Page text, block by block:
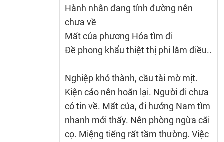
Hành nhân đang tính đường nên
chưa về
Mất của phương Hỏa tìm đi
Đề phong khẩu thiệt thị phi lắm điều..
Nghiệp khó thành, cầu tài mờ mịt.
Kiện cáo nên hoãn lại. Người đi chưa
có tin về. Mất của, đi hướng Nam tìm
nhanh mới thấy. Nên phòng ngừa cãi
cọ. Miệng tiếng rất tầm thường. Việc